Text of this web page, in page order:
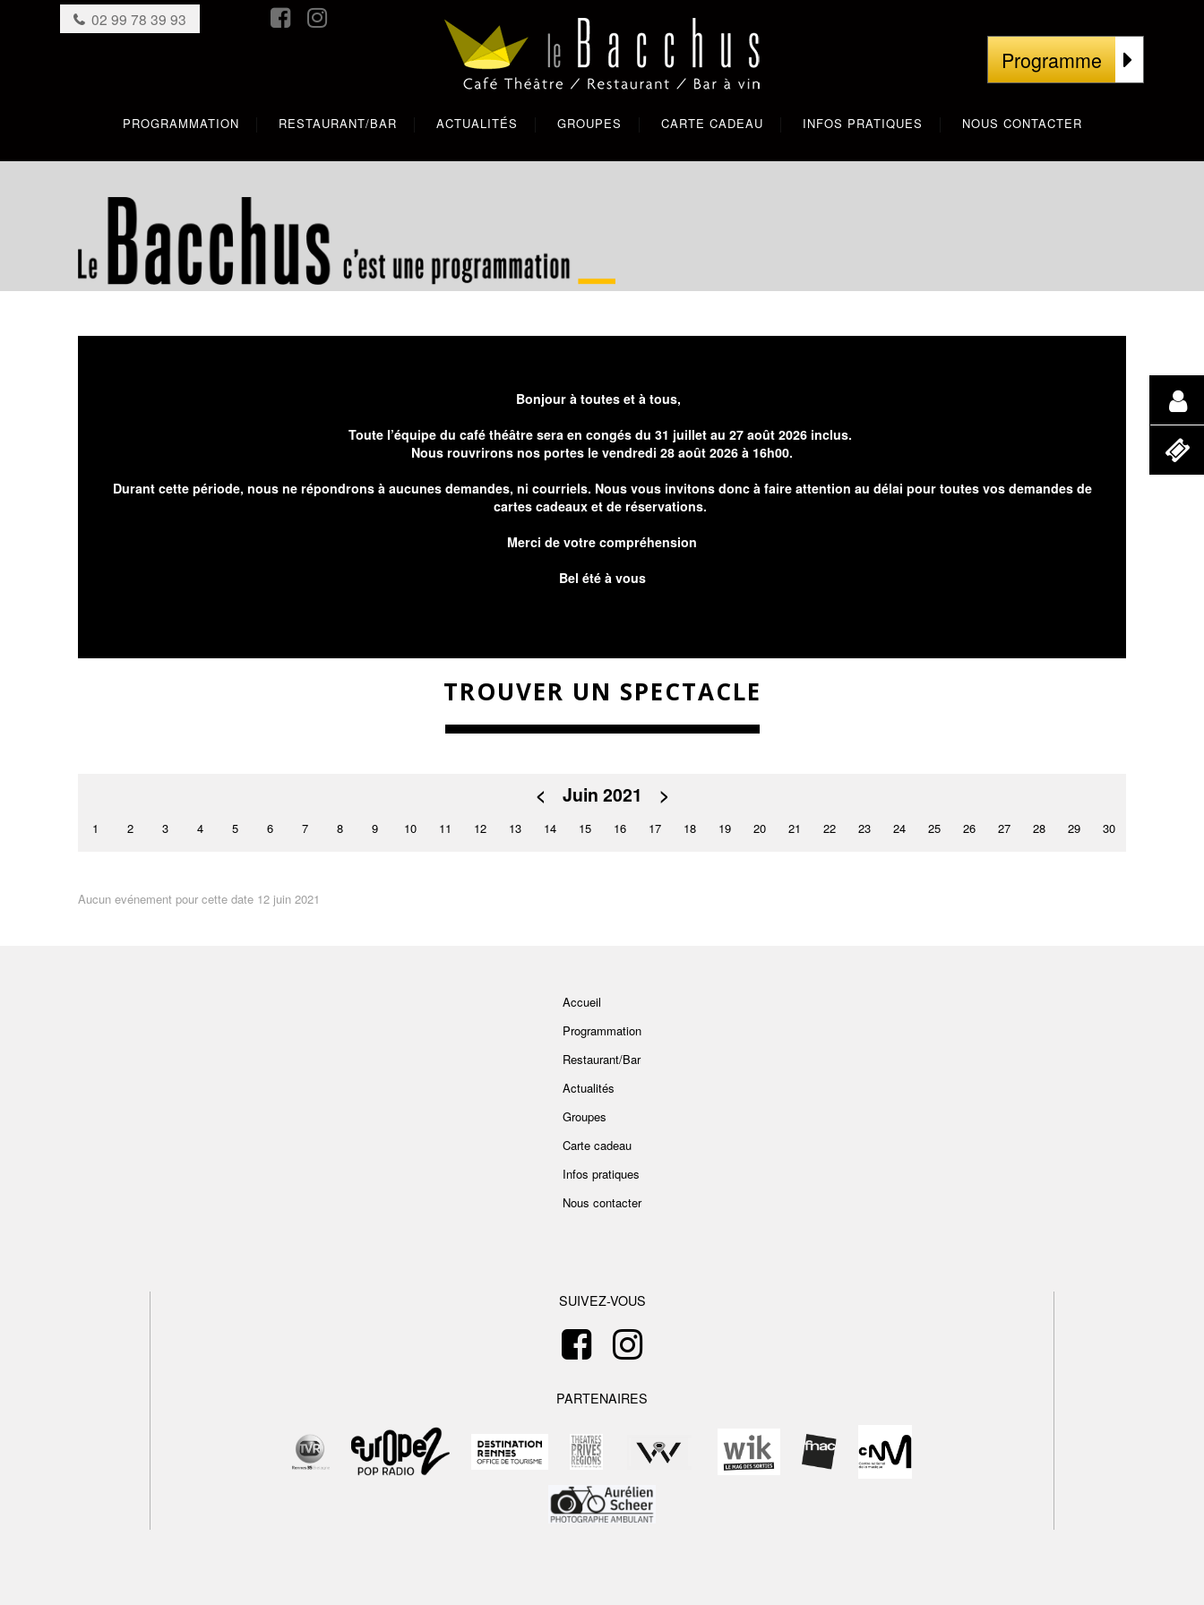
PROGRAMMATION RESTAURANT/BAR ACTUALITÉS GROUPES CARTE CADEAU INFOS PRATIQUES NOUS CONTACTER
02 99 78 39 93
Programme
Bonjour à toutes et à tous,
Toute l’équipe du café théâtre sera en congés du 31 juillet au 27 août 2026 inclus.
Nous rouvrirons nos portes le vendredi 28 août 2026 à 16h00.
Durant cette période, nous ne répondrons à aucunes demandes, ni courriels. Nous vous invitons donc à faire attention au délai pour toutes vos demandes de
cartes cadeaux et de réservations.
Merci de votre compréhension
Bel été à vous
TROUVER UN SPECTACLE
< Juin 2021 >
1 2 3 4 5 6 7 8 9 10 11 12 13 14 15 16 17 18 19 20 21 22 23 24 25 26 27 28 29 30
Aucun evénement pour cette date 12 juin 2021
Accueil
Programmation
Restaurant/Bar
Actualités
Groupes
Carte cadeau
Infos pratiques
Nous contacter
SUIVEZ-VOUS
PARTENAIRES